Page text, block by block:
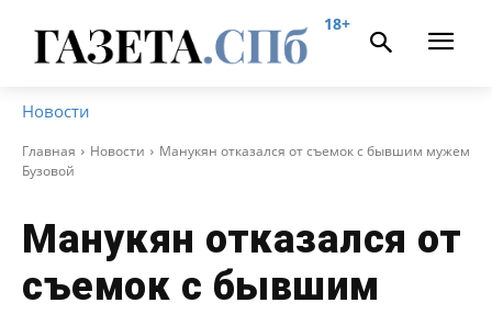
18+
Новости
Главная Новости
Манукян отказался от съемок с бывшим мужем
Бузовой
Манукян отказался от
съемок с бывшим